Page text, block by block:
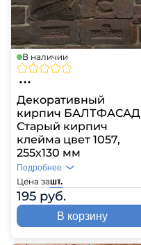
В наличии
Декоративный
кирпич БАЛТФАСАД
Старый кирпич
клейма цвет 1057,
255х130 мм
Цена зашт.
195 руб.
Подробнее
В корзину